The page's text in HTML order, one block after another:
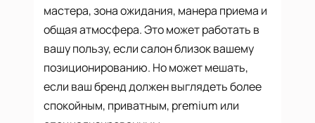
мастера, зона ожидания, манера приема и
общая атмосфера. Это может работать в
вашу пользу, если салон близок вашему
позиционированию. Но может мешать,
если ваш бренд должен выглядеть более
спокойным, приватным, premium или